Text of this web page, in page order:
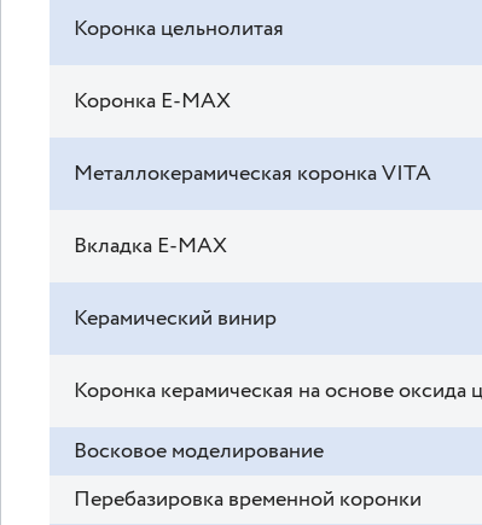
Коронка цельнолитая
Коронка E-MAX
Металлокерамическая коронка VITA
Вкладка E-MAX
Керамический винир
Коронка керамическая на основе оксида
Восковое моделирование
Перебазировка временной коронки